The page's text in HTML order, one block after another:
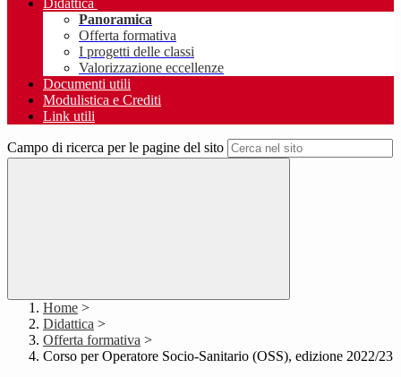
Didattica
Panoramica
Offerta formativa
I progetti delle classi
Valorizzazione eccellenze
Documenti utili
Modulistica e Crediti
Link utili
Campo di ricerca per le pagine del sito
Home >
Didattica >
Offerta formativa >
Corso per Operatore Socio-Sanitario (OSS), edizione 2022/23